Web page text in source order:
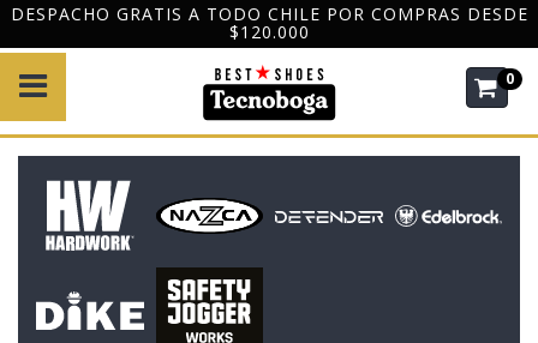
DESPACHO GRATIS A TODO CHILE POR COMPRAS DESDE
$120.000
0